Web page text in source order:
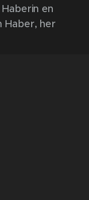
Haberin en
Haber, her